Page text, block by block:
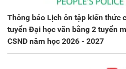
Thông báo Lịch ôn tập kiến thức
tuyển Đại học văn bằng 2 tuyển
CSND năm học 2026 - 2027